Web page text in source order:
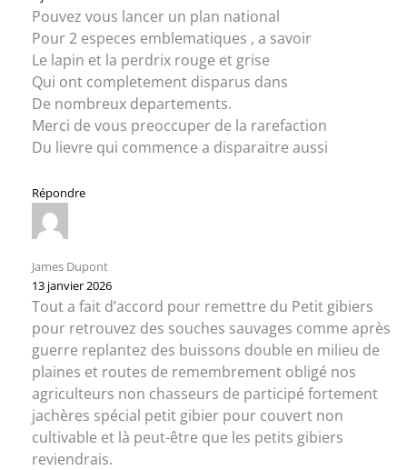
Pouvez vous lancer un plan national
Pour 2 especes emblematiques , a savoir
Le lapin et la perdrix rouge et grise
Qui ont completement disparus dans
De nombreux departements.
Merci de vous preoccuper de la rarefaction
Du lievre qui commence a disparaitre aussi
Répondre
James Dupont
13 janvier 2026
Tout a fait d’accord pour remettre du Petit gibiers
pour retrouvez des souches sauvages comme après
guerre replantez des buissons double en milieu de
plaines et routes de remembrement obligé nos
agriculteurs non chasseurs de participé fortement
jachères spécial petit gibier pour couvert non
cultivable et là peut-être que les petits gibiers
reviendrais.